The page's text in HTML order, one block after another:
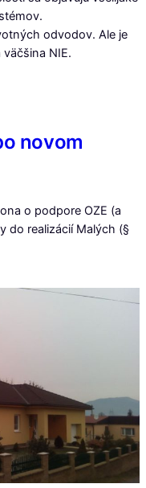
odvodov. Ale je
NIE.
novom
o podpore OZE (a
do realizácií Malých (§